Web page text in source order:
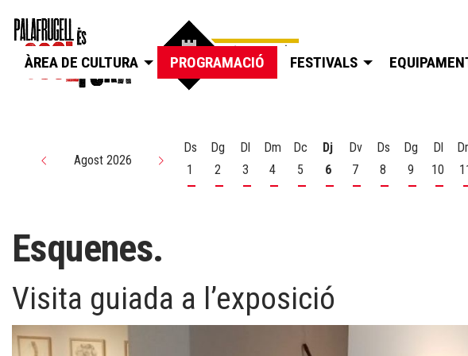
ÀREA DE CULTURA PROGRAMACIÓ FESTIVALS
Agost 2026
Ds
1
Dissabte 1 d'agost
Dg
2
Diumenge 2 d'agost
Dl
3
Dilluns 3 d'agost
Dm
4
Dimarts 4 d'agost
Dc
5
Dimecres 5 d'agost
Dj
6
Dijous 6 d'agost
Dv
7
Divendres 7 d'agost
Ds
8
Dissabte 8
Dg
9
Diumenge
Dl
10
Esquenes.
Visita guiada a l’exposició